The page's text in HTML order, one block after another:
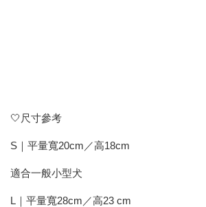
🤍尺寸參考
S｜平量寬20cm／高18cm
適合一般小型犬
L｜平量寬28cm／高23 cm